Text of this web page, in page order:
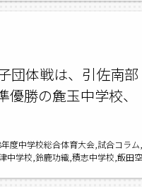
団体戦は、引佐南部
勝の麁玉中学校、
度中学校総合体育大会,試合コラム,
中学校,鈴鹿功織,積志中学校,飯田空